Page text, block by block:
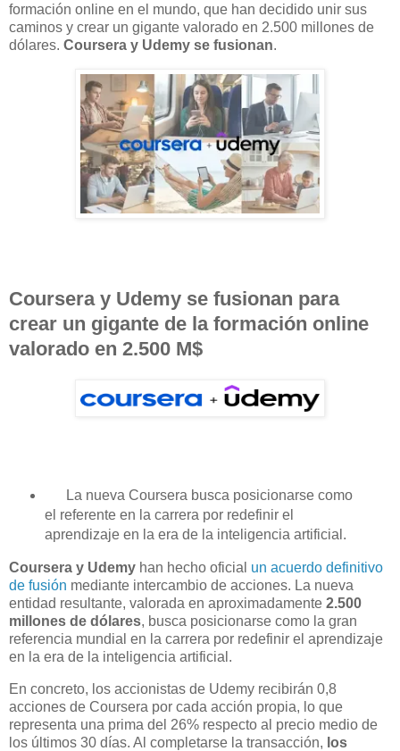
formación online en el mundo, que han decidido unir sus
caminos y crear un gigante valorado en 2.500 millones de
dólares. Coursera y Udemy se fusionan.
Coursera y Udemy se fusionan para
crear un gigante de la formación online
valorado en 2.500 M$
La nueva Coursera busca posicionarse como
el referente en la carrera por redefinir el
aprendizaje en la era de la inteligencia artificial.
Coursera y Udemy han hecho oficial un acuerdo definitivo
de fusión mediante intercambio de acciones. La nueva
entidad resultante, valorada en aproximadamente 2.500
millones de dólares, busca posicionarse como la gran
referencia mundial en la carrera por redefinir el aprendizaje
en la era de la inteligencia artificial.
En concreto, los accionistas de Udemy recibirán 0,8
acciones de Coursera por cada acción propia, lo que
representa una prima del 26% respecto al precio medio de
los últimos 30 días. Al completarse la transacción, los